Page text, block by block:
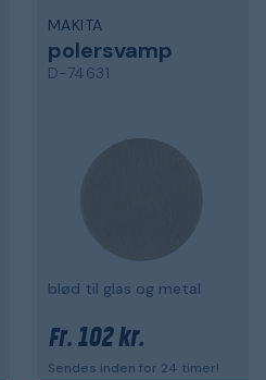
MAKITA
polersvamp
D-74631
blød til glas og metal
Fr. 102 kr.
Sendes inden for 24 timer!